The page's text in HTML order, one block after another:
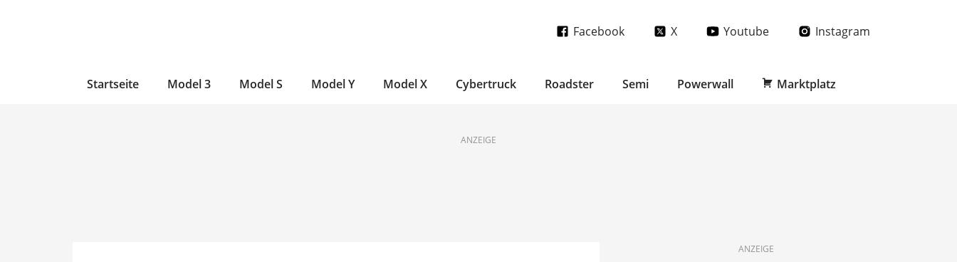
Facebook X Youtube Instagram
Startseite Model 3 Model S Model Y Model X Cybertruck Roadster Semi Powerwall Marktplatz
ANZEIGE
ANZEIGE